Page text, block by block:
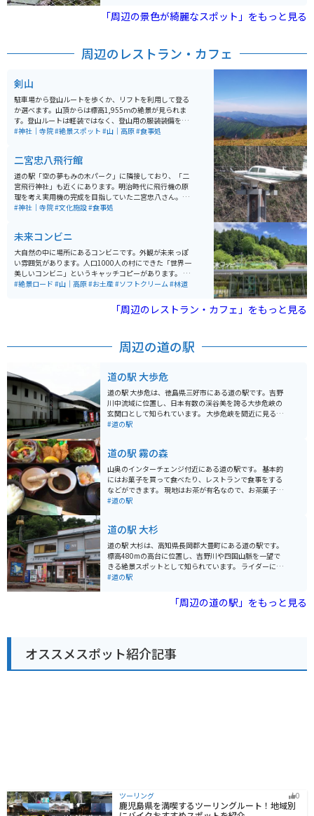
「周辺の景色が綺麗なスポット」をもっと見る
周辺のレストラン・カフェ
剣山
駐車場から登山ルートを歩くか、リフトを利用して登る
か選べます。山頂からは標高1,955ｍの絶景が見られま
す。登山ルートは軽装ではなく、登山用の服装装備をし
て上っている方がほとんどです。
#神社｜寺院#絶景スポット #山｜高原#食事処
二宮忠八飛行館
道の駅「空の夢もみの木パーク」に隣接しており、「二
宮飛行神社」も近くにあります。明治時代に飛行機の原
理を考え実用機の完成を目指していた二宮忠八さん。ラ
イト兄弟に先を越されましたが、その功績を称え、「21
も子供も楽しめます。
#神社｜寺院#文化施設#食事処
未来コンビニ
大自然の中に場所にあるコンビニです。外観が未来っぽ
い雰囲気があります。人口1000人の村にできた「世界一
美しいコンビニ」というキャッチコピーがあります。 売
っているものは、日用品やお土産、地域名産品などがあ
りのんびり大自然を満喫しながら休憩できるスポットで
#絶景ロード #山｜高原#お土産#ソフトクリーム#林道
「周辺のレストラン・カフェ」をもっと見る
周辺の道の駅
道の駅 大歩危
道の駅 大歩危は、徳島県三好市にある道の駅です。吉野
川中流域に位置し、日本有数の渓谷美を誇る大歩危峡の
玄関口として知られています。 大歩危峡を間近に見るこ
とができる遊歩道や展望台があり、ダイナミックな景観
することができます。また、祖谷のかずら橋や奥祖谷二
重かずら橋などの観光スポットへのアクセスも良く、観
光拠点としても最適です。 道の駅には、地元の特産品を
販売するショップやレストランがあります。徳島ラーメ
ンや阿波尾鶏などのご当地グルメを味わえるほか、祖谷
とができます。また、周辺にはワインディングロードも
多いため、ツーリングにもおすすめです。
#道の駅
道の駅 霧の森
山奥のインターチェンジ付近にある道の駅です。 基本的
にはお菓子を買って食べたり、レストランで食事をする
などができます。 現地はお茶が有名なので、お茶菓子が
豊富にあり、特に霧の森大福という大福が有名です。 施
います。 最近では、愛媛県出身の芸能人、友近さんがゲ
ストとして登場されたようです。 キャンプ場も施設の一
つにありますので、バイクでのツーリングで訪れること
も可能だと思います。 レストランではイノシシのお肉を
食べることができます。非常に淡白で、鼻を通る良い香
#道の駅
道の駅 大杉
道の駅 大杉は、高知県長岡郡大豊町にある道の駅です。
標高480mの高台に位置し、吉野川や四国山脈を一望で
きる絶景スポットとして知られています。 ライダーに人
気のスポットでもあり、ツーリングの休憩地点として多
ディングロード「国道439号線」や「UFOライン」など
もあり、バイク旅を楽しむには最適な場所と言えるでし
地元産の柚子を使った加工品や、手作りの工芸品などが
おすすめです。
#道の駅
「周辺の道の駅」をもっと見る
オススメスポット紹介記事
ツーリング 0
鹿児島県を満喫するツーリングルート！地域別